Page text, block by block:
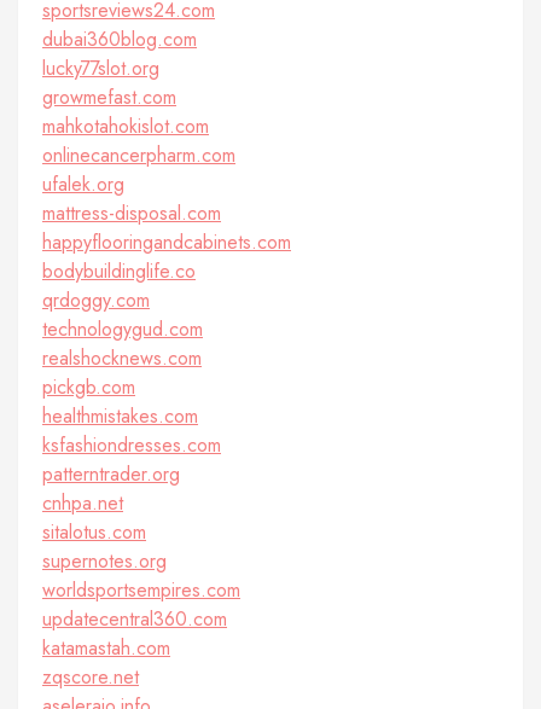
sportsreviews24.com
dubai360blog.com
lucky77slot.org
growmefast.com
mahkotahokislot.com
onlinecancerpharm.com
ufalek.org
mattress-disposal.com
happyflooringandcabinets.com
bodybuildinglife.co
qrdoggy.com
technologygud.com
realshocknews.com
pickgb.com
healthmistakes.com
ksfashiondresses.com
patterntrader.org
cnhpa.net
sitalotus.com
supernotes.org
worldsportsempires.com
updatecentral360.com
katamastah.com
zqscore.net